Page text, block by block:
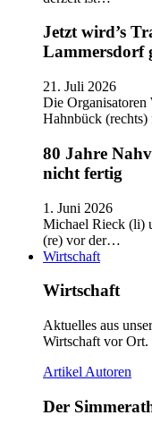
Jetzt wird’s
Lammersdorf
21. Juli 2026
Die
Hahnbück
80 Jahre
nicht fertig
1. Juni 2026
Michael Rieck (li)
(re) vor der…
Wirtschaft
Wirtschaft
Aktuelles aus
Wirtschaft vor Ort.
Artikel Autoren
Der